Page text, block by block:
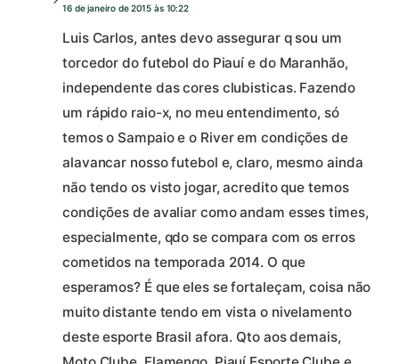
16 de janeiro de 2015 às 10:22
Luis Carlos, antes devo assegurar q sou um
torcedor do futebol do Piauí e do Maranhão,
independente das cores clubisticas. Fazendo
um rápido raio-x, no meu entendimento, só
temos o Sampaio e o River em condições de
alavancar nosso futebol e, claro, mesmo ainda
não tendo os visto jogar, acredito que temos
condições de avaliar como andam esses times,
especialmente, qdo se compara com os erros
cometidos na temporada 2014. O que
esperamos? É que eles se fortaleçam, coisa não
muito distante tendo em vista o nivelamento
deste esporte Brasil afora. Qto aos demais,